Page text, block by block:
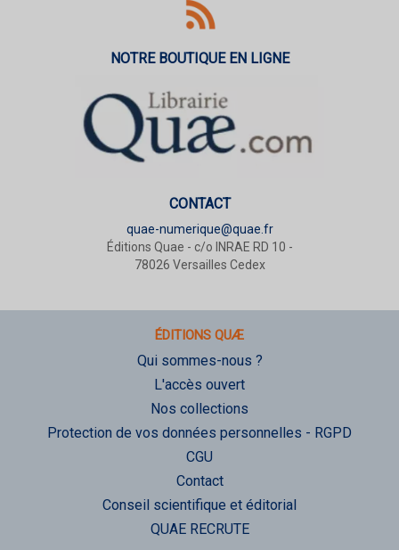
NOTRE BOUTIQUE EN LIGNE
CONTACT
quae-numerique@quae.fr
Éditions Quae - c/o INRAE RD 10 -
78026 Versailles Cedex
ÉDITIONS QUÆ
Qui sommes-nous ?
L'accès ouvert
Nos collections
Protection de vos données personnelles - RGPD
CGU
Contact
Conseil scientifique et éditorial
QUAE RECRUTE